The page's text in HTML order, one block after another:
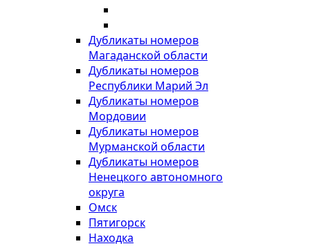
Дубликаты номеров
Магаданской области
Дубликаты номеров
Республики Марий Эл
Дубликаты номеров
Мордовии
Дубликаты номеров
Мурманской области
Дубликаты номеров
Ненецкого автономного
округа
Омск
Пятигорск
Находка